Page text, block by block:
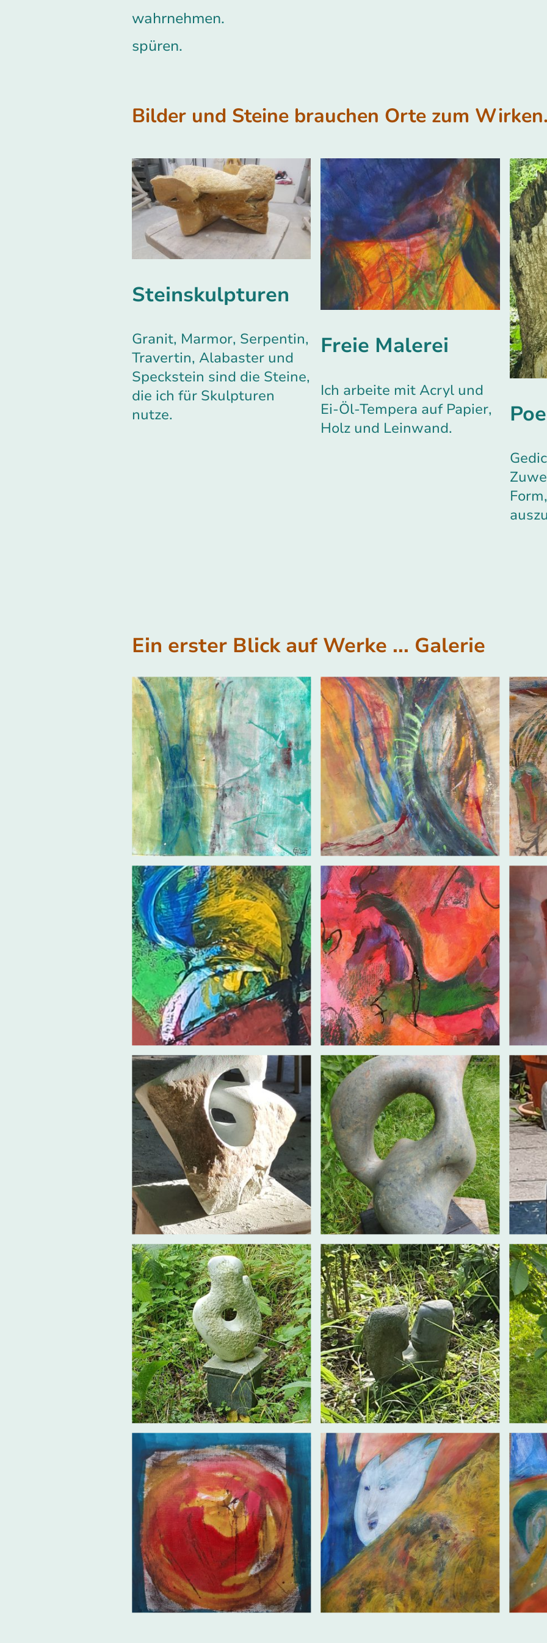
wahrnehmen.
spüren.
Bilder und Steine brauchen Orte zum
Steinskulpturen
Granit, Marmor, Serpentin,
Travertin, Alabaster und
Speckstein sind die Steine,
die ich für Skulpturen
nutze.
Freie Malerei
Ich arbeite mit Acryl und
Ei-Öl-Tempera auf Papier,
Holz und Leinwand.
Ein erster Blick auf Werke ... Galerie